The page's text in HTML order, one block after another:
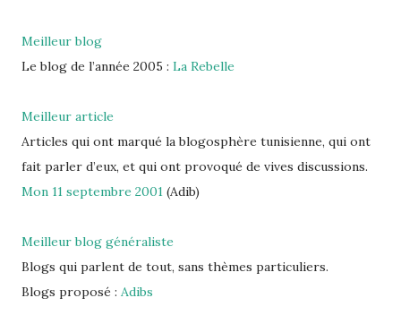
Meilleur blog
Le blog de l’année 2005 : La Rebelle
Meilleur article
Articles qui ont marqué la blogosphère tunisienne, qui ont
fait parler d’eux, et qui ont provoqué de vives discussions.
Mon 11 septembre 2001 (Adib)
Meilleur blog généraliste
Blogs qui parlent de tout, sans thèmes particuliers.
Blogs proposé : Adibs